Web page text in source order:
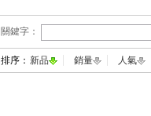
關鍵字：
排序： 新品 銷量 人氣